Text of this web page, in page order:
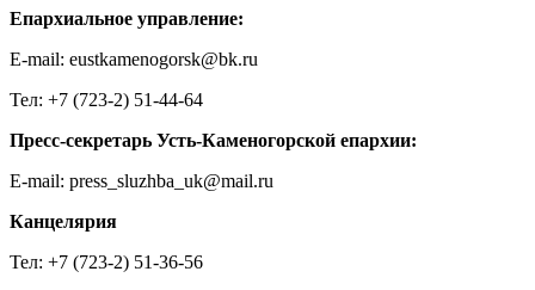
Епархиальное управление:
E-mail: eustkamenogorsk@bk.ru
Тел: +7 (723-2) 51-44-64
Пресс-секретарь Усть-Каменогорской епархии:
E-mail: press_sluzhba_uk@mail.ru
Канцелярия
Тел: +7 (723-2) 51-36-56